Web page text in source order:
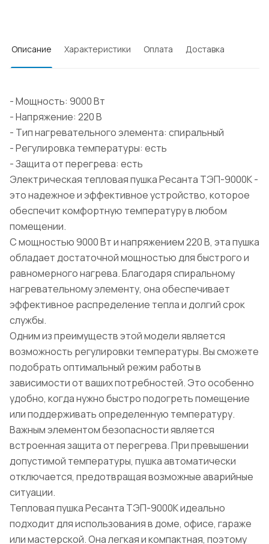
Описание Характеристики Оплата Доставка
- Мощность: 9000 Вт
- Напряжение: 220 В
- Тип нагревательного элемента: спиральный
- Регулировка температуры: есть
- Защита от перегрева: есть
Электрическая тепловая пушка Ресанта ТЭП-9000К -
это надежное и эффективное устройство, которое
обеспечит комфортную температуру в любом
помещении.
С мощностью 9000 Вт и напряжением 220 В, эта пушка
обладает достаточной мощностью для быстрого и
равномерного нагрева. Благодаря спиральному
нагревательному элементу, она обеспечивает
эффективное распределение тепла и долгий срок
службы.
Одним из преимуществ этой модели является
возможность регулировки температуры. Вы сможете
подобрать оптимальный режим работы в
зависимости от ваших потребностей. Это особенно
удобно, когда нужно быстро подогреть помещение
или поддерживать определенную температуру.
Важным элементом безопасности является
встроенная защита от перегрева. При превышении
допустимой температуры, пушка автоматически
отключается, предотвращая возможные аварийные
ситуации.
Тепловая пушка Ресанта ТЭП-9000К идеально
подходит для использования в доме, офисе, гараже
или мастерской. Она легкая и компактная, поэтому